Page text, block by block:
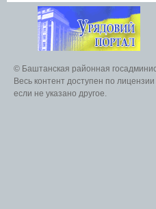
© Баштанская районная
Весь контент доступен по лицензии
если не указано другое.